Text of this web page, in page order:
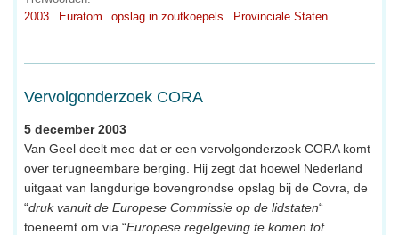
2003
Euratom opslag in zoutkoepels Provinciale Staten
Vervolgonderzoek CORA
5 december 2003
Van Geel deelt mee dat er een vervolgonderzoek CORA komt
over terugneembare berging. Hij zegt dat hoewel Nederland
uitgaat van langdurige bovengrondse opslag bij de Covra, de
“druk vanuit de Europese Commissie op de lidstaten“
toeneemt om via “Europese regelgeving te komen tot